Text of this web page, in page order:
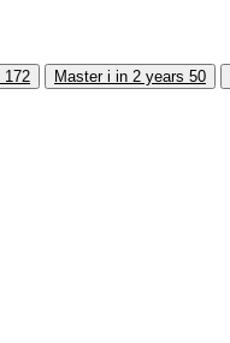
172 Master i in 2 years 50